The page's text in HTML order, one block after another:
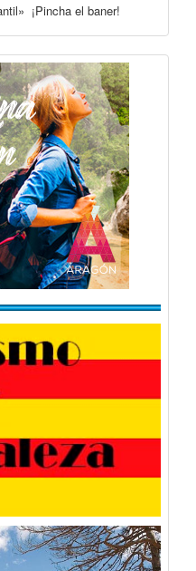
¡Pincha el baner!